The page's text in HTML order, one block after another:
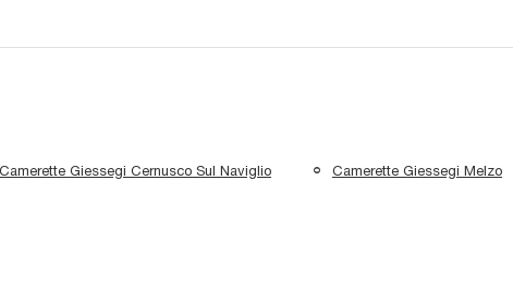
Camerette Giessegi Cernusco Sul Naviglio Camerette Giessegi Melzo